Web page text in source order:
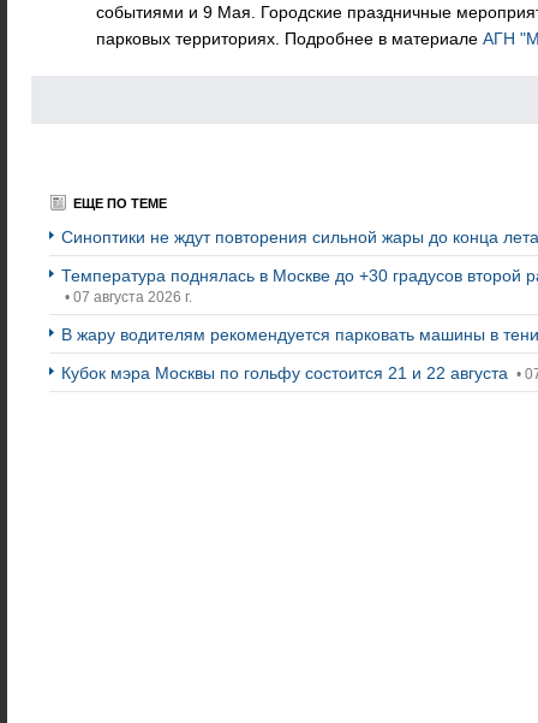
событиями и 9 Мая. Городские праздничные
парковых территориях. Подробнее в материале АГН
ЕЩЕ ПО ТЕМЕ
Синоптики не ждут повторения сильной жары до конца
Температура поднялась в Москве до +30 градусов второй
• 07 августа 2026 г.
В жару водителям рекомендуется парковать машины в
Кубок мэра Москвы по гольфу состоится 21 и 22 августа •